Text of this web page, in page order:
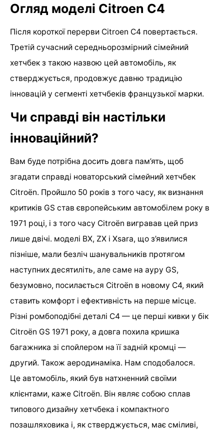
Огляд моделі Citroen C4
Після короткої перерви Citroen C4 повертається.
Третій сучасний середньорозмірний сімейний
хетчбек з такою назвою цей автомобіль, як
стверджується, продовжує давню традицію
інновацій у сегменті хетчбеків французької марки.
Чи справді він настільки
інноваційний?
Вам буде потрібна досить довга пам’ять, щоб
згадати справді новаторський сімейний хетчбек
Citroën. Пройшло 50 років з того часу, як визнання
критиків GS став європейським автомобілем року в
1971 році, і з того часу Citroën вигравав цей приз
лише двічі. моделі BX, ZX і Xsara, що з’явилися
пізніше, мали безліч шанувальників протягом
наступних десятиліть, але саме на ауру GS,
безумовно, посилається Citroën в новому C4, який
ставить комфорт і ефективність на перше місце.
Різні ромбоподібні деталі C4 — це перші кивки у бік
Citroën GS 1971 року, а довга похила кришка
багажника зі спойлером на її задній кромці —
другий. Також аеродинаміка. Нам сподобалося.
Це автомобіль, який був натхненний своїми
клієнтами, каже Citroën. Він являє собою сплав
типового дизайну хетчбека і компактного
позашляховика і, як стверджується, має сміливі,